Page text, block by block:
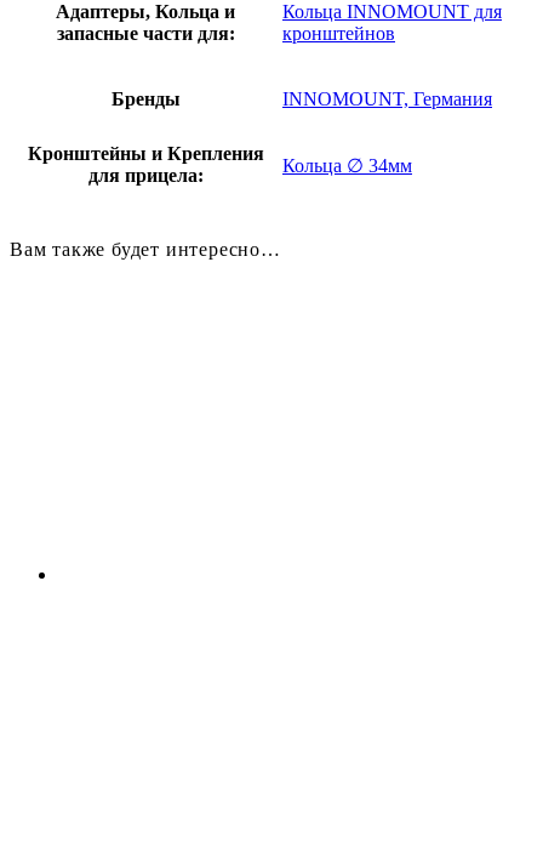
Адаптеры, Кольца и
запасные части для:
Кольца INNOMOUNT для
кронштейнов
Бренды INNOMOUNT, Германия
Кронштейны и Крепления
для прицела:
Кольца ∅ 34мм
Вам также будет интересно…